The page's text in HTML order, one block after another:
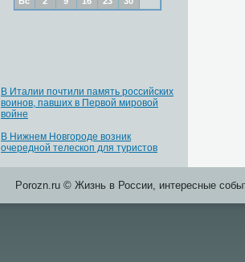
В Италии почтили память российских
воинов, павших в Первой мировой
войне
В Нижнем Новгороде возник
очередной телескоп для туристов
Porozn.ru © Жизнь в России, интересные